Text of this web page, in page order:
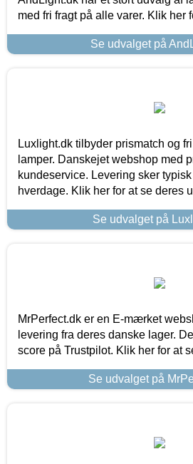
med fri fragt på alle varer. Klik her
Se udvalget på
Luxlight.dk tilbyder prismatch og
lamper. Danskejet webshop med
kundeservice. Levering sker
hverdage. Klik her for at se deres
Se udvalget på
MrPerfect.dk er en E-mærket
levering fra deres danske lager.
score på Trustpilot. Klik her for at
Se udvalget på